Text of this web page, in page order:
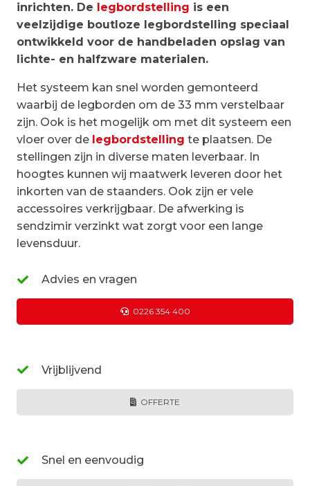
inrichten. De legbordstelling is een
veelzijdige boutloze legbordstelling speciaal
ontwikkeld voor de handbeladen opslag van
lichte- en halfzware materialen.
Het systeem kan snel worden gemonteerd
waarbij de legborden om de 33 mm verstelbaar
zijn. Ook is het mogelijk om met dit systeem een
vloer over de legbordstelling te plaatsen. De
stellingen zijn in diverse maten leverbaar. In
hoogtes kunnen wij maatwerk leveren door het
inkorten van de staanders. Ook zijn er vele
accessoires verkrijgbaar. De afwerking is
sendzimir verzinkt wat zorgt voor een lange
levensduur.
Advies en vragen
0226 354 400
Vrijblijvend
OFFERTE
Snel en eenvoudig